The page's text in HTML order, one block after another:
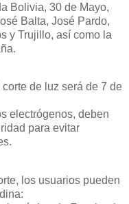
Bolivia, 30 de Mayo,
Balta, José Pardo,
y Trujillo, así como la
de luz será de 7 de
electrógenos, deben
para evitar
los usuarios pueden